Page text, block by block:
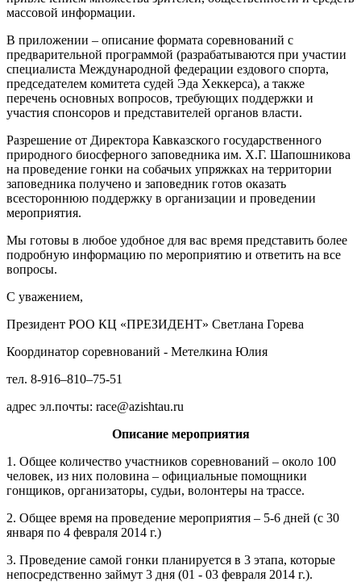
массовой информации.
В приложении – описание формата соревнований с
предварительной программой (разрабатываются при участии
специалиста Международной федерации ездового спорта,
председателем комитета судей Эда Хеккерса), а также
перечень основных вопросов, требующих поддержки и
участия спонсоров и представителей органов власти.
Разрешение от Директора Кавказского государственного
природного биосферного заповедника им. Х.Г. Шапошникова
на проведение гонки на собачьих упряжках на территории
заповедника получено и заповедник готов оказать
всестороннюю поддержку в организации и проведении
мероприятия.
Мы готовы в любое удобное для вас время представить более
подробную информацию по мероприятию и ответить на все
вопросы.
С уважением,
Президент РОО КЦ «ПРЕЗИДЕНТ» Светлана Горева
Координатор соревнований - Метелкина Юлия
тел. 8-916–810–75-51
адрес эл.почты: race@azishtau.ru
Описание мероприятия
1. Общее количество участников соревнований – около 100
человек, из них половина – официальные помощники
гонщиков, организаторы, судьи, волонтеры на трассе.
2. Общее время на проведение мероприятия – 5-6 дней (с 30
января по 4 февраля 2014 г.)
3. Проведение самой гонки планируется в 3 этапа, которые
непосредственно займут 3 дня (01 - 03 февраля 2014 г.).